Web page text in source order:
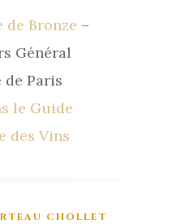
de Bronze –
Général
Paris
le Guide
des Vins
CHOLLET